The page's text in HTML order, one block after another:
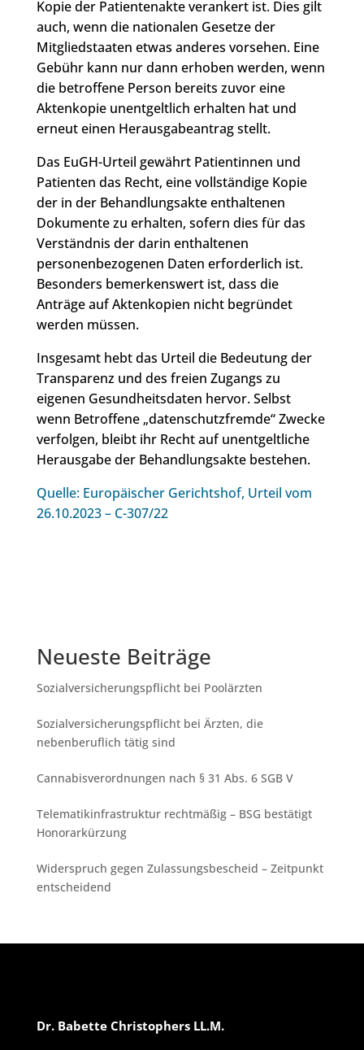
Kopie der Patientenakte verankert ist. Dies gilt
auch, wenn die nationalen Gesetze der
Mitgliedstaaten etwas anderes vorsehen. Eine
Gebühr kann nur dann erhoben werden, wenn
die betroffene Person bereits zuvor eine
Aktenkopie unentgeltlich erhalten hat und
erneut einen Herausgabeantrag stellt.
Das EuGH-Urteil gewährt Patientinnen und
Patienten das Recht, eine vollständige Kopie
der in der Behandlungsakte enthaltenen
Dokumente zu erhalten, sofern dies für das
Verständnis der darin enthaltenen
personenbezogenen Daten erforderlich ist.
Besonders bemerkenswert ist, dass die
Anträge auf Aktenkopien nicht begründet
werden müssen.
Insgesamt hebt das Urteil die Bedeutung der
Transparenz und des freien Zugangs zu
eigenen Gesundheitsdaten hervor. Selbst
wenn Betroffene „datenschutzfremde“ Zwecke
verfolgen, bleibt ihr Recht auf unentgeltliche
Herausgabe der Behandlungsakte bestehen.
Quelle: Europäischer Gerichtshof, Urteil vom
26.10.2023 – C-307/22
Neueste Beiträge
Sozialversicherungspflicht bei Poolärzten
Sozialversicherungspflicht bei Ärzten, die
nebenberuflich tätig sind
Cannabisverordnungen nach § 31 Abs. 6 SGB V
Telematikinfrastruktur rechtmäßig – BSG bestätigt
Honorarkürzung
Widerspruch gegen Zulassungsbescheid – Zeitpunkt
entscheidend
Dr. Babette Christophers LL.M.